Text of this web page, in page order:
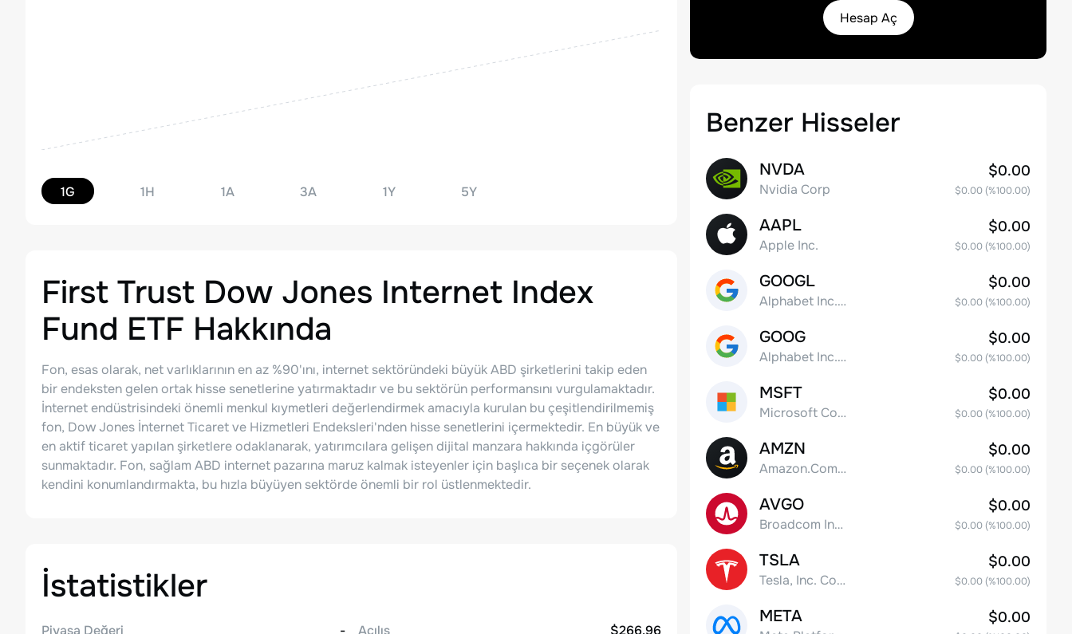
1G 1H 1A 3A 1Y 5Y
First Trust Dow Jones Internet Index
Fund ETF Hakkında
Fon, esas olarak, net varlıklarının en az %90'ını, internet sektöründeki büyük ABD şirketlerini takip eden
bir endeksten gelen ortak hisse senetlerine yatırmaktadır ve bu sektörün performansını vurgulamaktadır.
İnternet endüstrisindeki önemli menkul kıymetleri değerlendirmek amacıyla kurulan bu çeşitlendirilmemiş
fon, Dow Jones İnternet Ticaret ve Hizmetleri Endeksleri'nden hisse senetlerini içermektedir. En büyük ve
en aktif ticaret yapılan şirketlere odaklanarak, yatırımcılara gelişen dijital manzara hakkında içgörüler
sunmaktadır. Fon, sağlam ABD internet pazarına maruz kalmak isteyenler için başlıca bir seçenek olarak
kendini konumlandırmakta, bu hızla büyüyen sektörde önemli bir rol üstlenmektedir.
İstatistikler
Piyasa Değeri
-
Açılış
$266.96
Hesap Aç
Benzer Hisseler
NVDA
Nvidia Corp
$0.00
$0.00(%100.00)
AAPL
Apple Inc.
$0.00
$0.00(%100.00)
GOOGL
Alphabet Inc. Class A Common Stock
$0.00
$0.00(%100.00)
GOOG
Alphabet Inc. Class C Capital Stock
$0.00
$0.00(%100.00)
MSFT
Microsoft Corp
$0.00
$0.00(%100.00)
AMZN
Amazon.Com Inc
$0.00
$0.00(%100.00)
AVGO
Broadcom Inc. Common Stock
$0.00
$0.00(%100.00)
TSLA
Tesla, Inc. Common Stock
$0.00
$0.00(%100.00)
META $0.00